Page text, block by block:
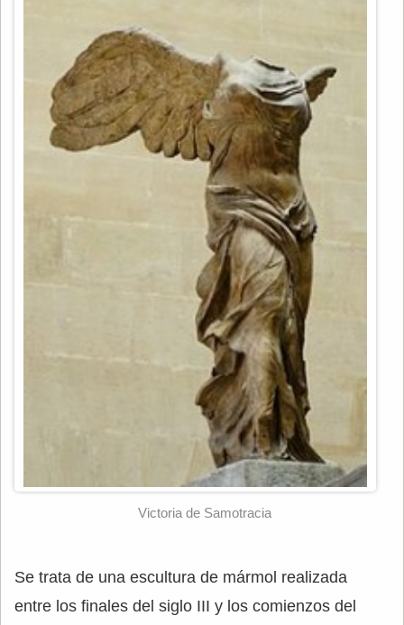
Victoria de Samotracia
Se trata de una escultura de mármol realizada
entre los finales del siglo III y los comienzos del